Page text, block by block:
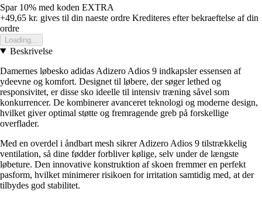
Spar 10% med koden EXTRA
+49,65 kr. gives til din naeste ordre Krediteres efter bekraeftelse af din
ordre
Loading...
Beskrivelse
Damernes løbesko adidas Adizero Adios 9 indkapsler essensen af
ydeevne og komfort. Designet til løbere, der søger lethed og
responsivitet, er disse sko ideelle til intensiv træning såvel som
konkurrencer. De kombinerer avanceret teknologi og moderne design,
hvilket giver optimal støtte og fremragende greb på forskellige
overflader.
Med en overdel i åndbart mesh sikrer Adizero Adios 9 tilstrækkelig
ventilation, så dine fødder forbliver kølige, selv under de længste
løbeture. Den innovative konstruktion af skoen fremmer en perfekt
pasform, hvilket minimerer risikoen for irritation samtidig med, at der
tilbydes god stabilitet.